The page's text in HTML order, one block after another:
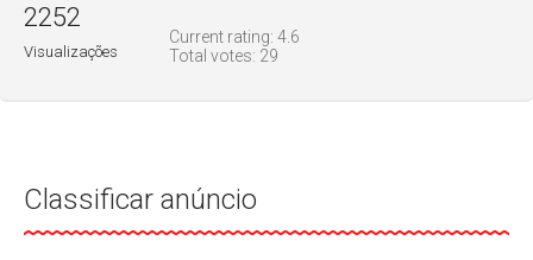
Current rating: 4.6
Total votes: 29
2252
Visualizações
Classificar anúncio